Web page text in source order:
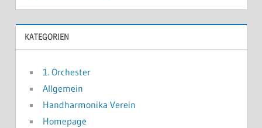
KATEGORIEN
1. Orchester
Allgemein
Handharmonika Verein
Homepage